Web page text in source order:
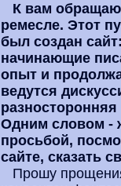
К вам
ремесле. Этот
был создан
начинающие
опыт и
ведутся
Одним словом -
просьбой,
сайте, сказать
Прошу